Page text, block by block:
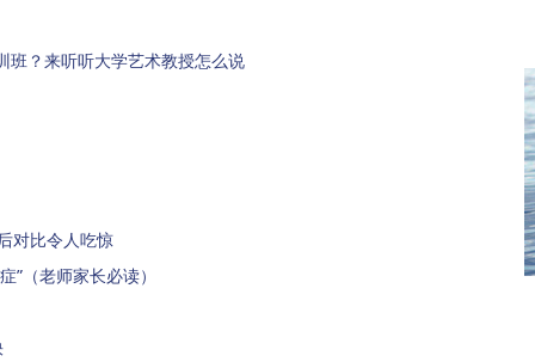
班？来听听大学艺术教授怎么说
对比令人吃惊
”（老师家长必读）